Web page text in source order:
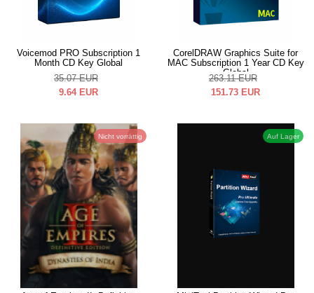
Voicemod PRO Subscription 1
Month CD Key Global
35.07 EUR
9.64 EUR
CorelDRAW Graphics Suite for
MAC Subscription 1 Year CD Key
Global
263.11 EUR
151.73 EUR
Nicht vorrättig Auf Lager